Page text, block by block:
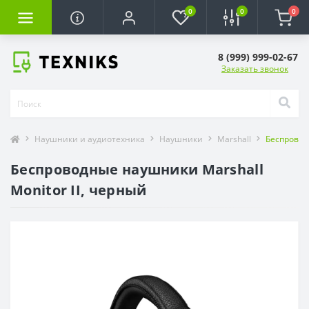
0 0 0
8 (999) 999-02-67
Заказать звонок
Наушники и аудиотехника Наушники Marshall
Беспроводные наушники Marshall
Monitor II, черный